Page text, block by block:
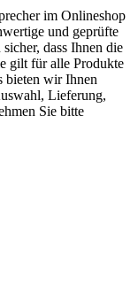
im Onlineshop
und geprüfte
dass Ihnen die
gilt für alle Produkte
bieten wir Ihnen
Lieferung,
Sie bitte